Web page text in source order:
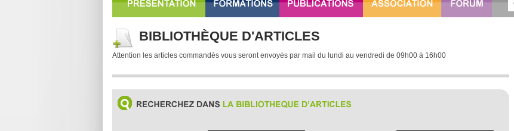
BIBLIOTHÈQUE D'ARTICLES
Attention les articles commandés vous seront envoyés par mail du lundi au vendredi de 09h00 à 16h00